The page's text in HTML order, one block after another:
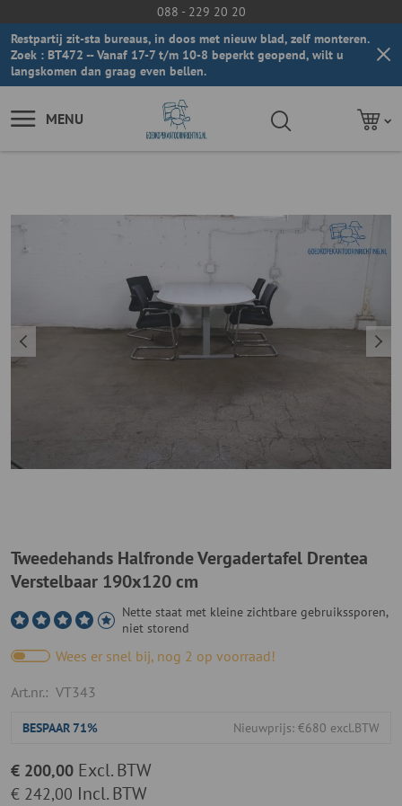
088 - 229 20 20
Restpartij zit-sta bureaus, in doos met nieuw blad, zelf monteren.
Zoek : BT472 -- Vanaf 17-7 t/m 10-8 beperkt geopend, wilt u
langskomen dan graag even bellen.
MENU
Tweedehands Halfronde Vergadertafel Drentea
Verstelbaar 190x120 cm
Nette staat met kleine zichtbare gebruikssporen,
niet storend
Wees er snel bij, nog 2 op voorraad!
Art.nr.: VT343
BESPAAR 71% Nieuwprijs: €680 excl.BTW
€ 242,00 Incl. BTW
€ 200,00 Excl. BTW